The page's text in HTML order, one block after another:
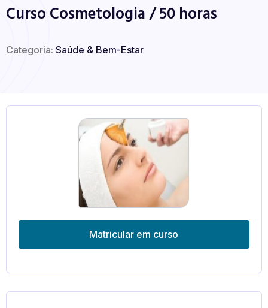
Curso Cosmetologia / 50 horas
Categoria: Saúde & Bem-Estar
Matricular em curso